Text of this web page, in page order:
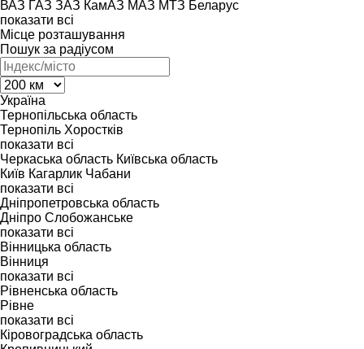
ВАЗ ГАЗ ЗАЗ КамАЗ МАЗ МТЗ Беларус
показати всі
Місце розташування
Пошук за радіусом
Україна
Тернопільська область
Тернопіль Хоростків
показати всі
Черкаська область Київська область
Київ Кагарлик Чабани
показати всі
Дніпропетровська область
Дніпро Слобожанське
показати всі
Вінницька область
Вінниця
показати всі
Рівненська область
Рівне
показати всі
Кіровоградська область